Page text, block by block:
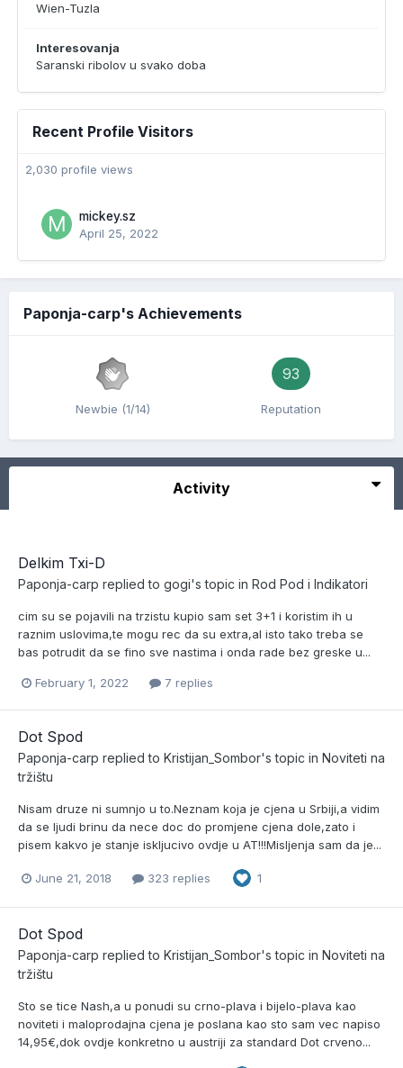
Wien-Tuzla
Interesovanja
Saranski ribolov u svako doba
Recent Profile Visitors
2,030 profile views
mickey.sz
April 25, 2022
Paponja-carp's Achievements
Newbie (1/14)
93
Reputation
Activity
Delkim Txi-D
Paponja-carp replied to gogi's topic in Rod Pod i Indikatori
cim su se pojavili na trzistu kupio sam set 3+1 i koristim ih u
raznim uslovima,te mogu rec da su extra,al isto tako treba se
bas potrudit da se fino sve nastima i onda rade bez greske u...
February 1, 2022 7 replies
Dot Spod
Paponja-carp replied to Kristijan_Sombor's topic in Noviteti na
tržištu
Nisam druze ni sumnjo u to.Neznam koja je cjena u Srbiji,a vidim
da se ljudi brinu da nece doc do promjene cjena dole,zato i
pisem kakvo je stanje iskljucivo ovdje u AT!!!Misljenja sam da je...
June 21, 2018 323 replies 1
Dot Spod
Paponja-carp replied to Kristijan_Sombor's topic in Noviteti na
tržištu
Sto se tice Nash,a u ponudi su crno-plava i bijelo-plava kao
noviteti i maloprodajna cjena je poslana kao sto sam vec napiso
14,95€,dok ovdje konkretno u austriji za standard Dot crveno...